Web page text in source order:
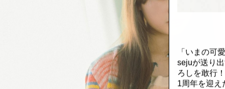
「いまの可
sejuが送り
ろしを敢行！
1周年を迎え